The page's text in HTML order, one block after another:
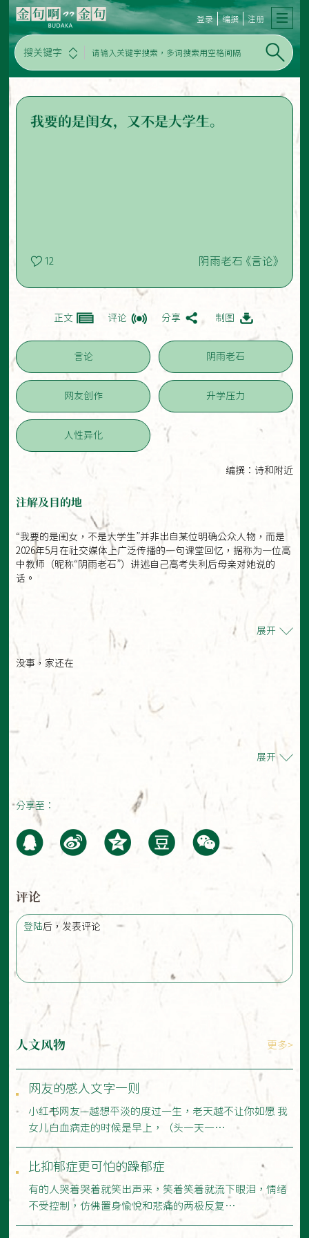
搜关键字
登录 编撰 注册
我要的是闺女，又不是大学生。
12 阴雨老石 《言论》
正文 评论 分享 制图
言论 阴雨老石
网友创作 升学压力
人性异化
编撰：诗和附近
注解及目的地
“我要的是闺女，不是大学生”并非出自某位明确公众人物，而是
2026年5月在社交媒体上广泛传播的一句课堂回忆，据称为一位高
中教师（昵称“阴雨老石”）讲述自己高考失利后母亲对她说的
话。‌‌
展开
没事，家还在
展开
分享至：
评论
登陆后，发表评论
人文风物 更多>
网友的感人文字一则
小红书网友—越想平淡的度过一生，老天越不让你如愿 我
女儿白血病走的时候是早上，（头一天一…
比抑郁症更可怕的躁郁症
有的人哭着哭着就笑出声来，笑着笑着就流下眼泪，情绪
不受控制，仿佛置身愉悦和悲痛的两极反复…